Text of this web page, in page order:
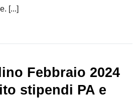
[...]
Febbraio 2024
stipendi PA e